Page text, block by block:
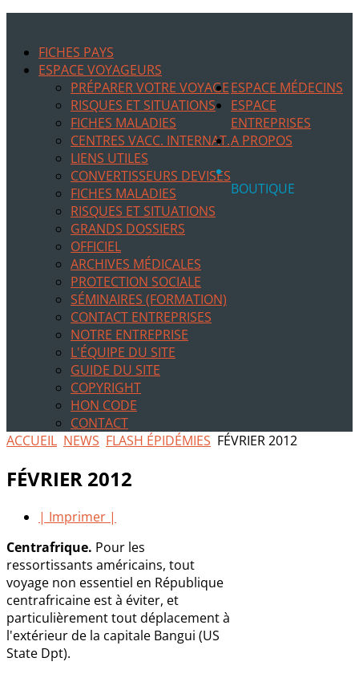
FICHES PAYS
ESPACE VOYAGEURS
PRÉPARER VOTRE VOYAGE
RISQUES ET SITUATIONS
FICHES MALADIES
CENTRES VACC. INTERNAT.
LIENS UTILES
CONVERTISSEURS DEVISES
ESPACE MÉDECINS
FICHES MALADIES
RISQUES ET SITUATIONS
GRANDS DOSSIERS
OFFICIEL
ARCHIVES MÉDICALES
ESPACE
ENTREPRISES
PROTECTION SOCIALE
SÉMINAIRES (FORMATION)
CONTACT ENTREPRISES
A PROPOS
NOTRE ENTREPRISE
L'ÉQUIPE DU SITE
GUIDE DU SITE
COPYRIGHT
HON CODE
CONTACT
BOUTIQUE
ACCUEIL NEWS FLASH ÉPIDÉMIES FÉVRIER 2012
FÉVRIER 2012
| Imprimer |
Centrafrique. Pour les
ressortissants américains, tout
voyage non essentiel en République
centrafricaine est à éviter, et
particulièrement tout déplacement à
l'extérieur de la capitale Bangui (US
State Dpt).